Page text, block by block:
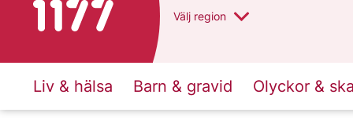
Till startsidan för 1177 Välj region
Liv & hälsa Barn & gravid Olyckor &